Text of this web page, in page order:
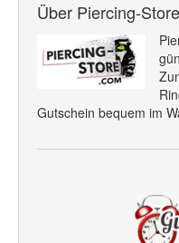
Über Piercing-Store
Gutschein bequem im